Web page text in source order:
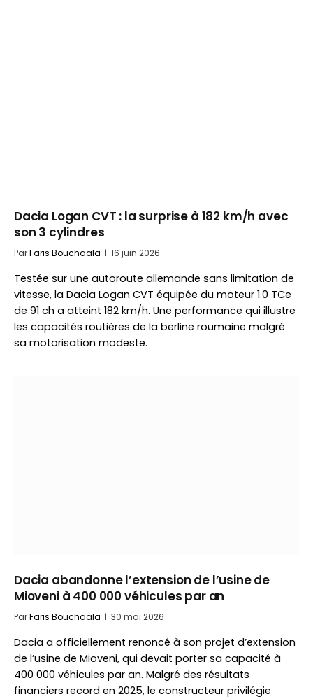
Dacia Logan CVT : la surprise à 182 km/h avec
son 3 cylindres
ParFaris Bouchaala 16 juin 2026
Testée sur une autoroute allemande sans limitation de
vitesse, la Dacia Logan CVT équipée du moteur 1.0 TCe
de 91 ch a atteint 182 km/h. Une performance qui illustre
les capacités routières de la berline roumaine malgré
sa motorisation modeste.
Dacia abandonne l’extension de l’usine de
Mioveni à 400 000 véhicules par an
ParFaris Bouchaala 30 mai 2026
Dacia a officiellement renoncé à son projet d’extension
de l’usine de Mioveni, qui devait porter sa capacité à
400 000 véhicules par an. Malgré des résultats
financiers record en 2025, le constructeur privilégie